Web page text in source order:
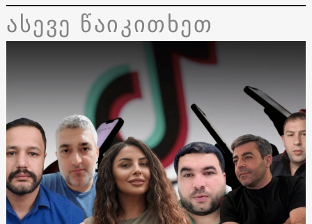
ასევე წაიკითხეთ